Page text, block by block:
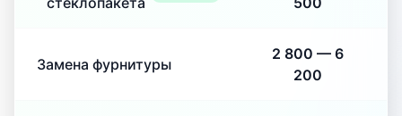
Замена фурнитуры
2 800 — 6
200